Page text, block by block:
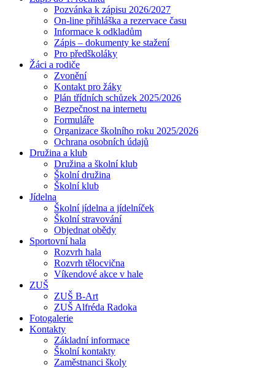
Pozvánka k zápisu 2026/2027
On-line přihláška a rezervace času
Informace k odkladům
Zápis – dokumenty ke stažení
Pro předškoláky
Žáci a rodiče
Zvonění
Kontakt pro žáky
Plán třídních schůzek 2025/2026
Bezpečnost na internetu
Formuláře
Organizace školního roku 2025/2026
Ochrana osobních údajů
Družina a klub
Družina a školní klub
Školní družina
Školní klub
Jídelna
Školní jídelna a jídelníček
Školní stravování
Objednat obědy
Sportovní hala
Rozvrh hala
Rozvrh tělocvična
Víkendové akce v hale
ZUŠ
ZUŠ B-Art
ZUŠ Alfréda Radoka
Fotogalerie
Kontakty
Základní informace
Školní kontakty
Zaměstnanci školy